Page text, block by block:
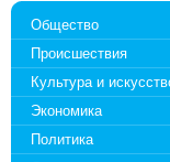
Общество
Происшествия
Культура и
Экономика
Политика